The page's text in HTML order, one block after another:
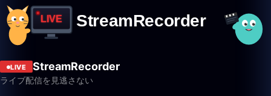
LIVE StreamRecorder
ライブ配信を見逃さない